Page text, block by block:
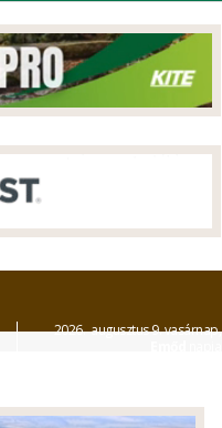
2026. augusztus 9. vasárnap,